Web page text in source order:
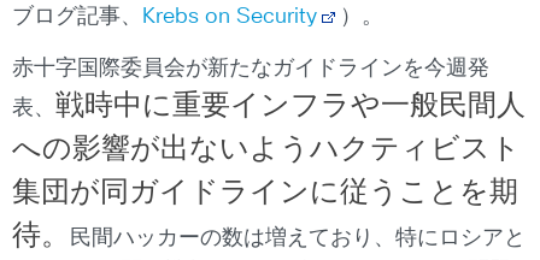
ブログ記事、
Krebs on Security ）。
赤十字国際委員会が新たなガイドラインを今週発
表、 戦時中に重要インフラや一般民間人
への影響が出ないようハクティビスト
集団が同ガイドラインに従うことを期
待。
民間ハッカーの数は増えており、特にロシアと